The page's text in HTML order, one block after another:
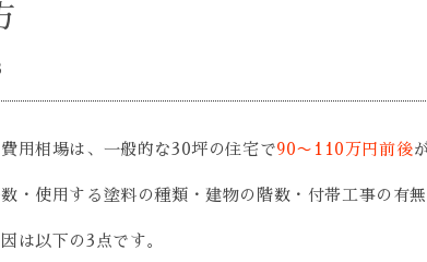
用相場は、一般的な30坪の住宅で90〜110万円前後
・使用する塗料の種類・建物の階数・付帯工事の有
は以下の3点です。